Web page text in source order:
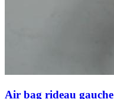
Air bag rideau gauche